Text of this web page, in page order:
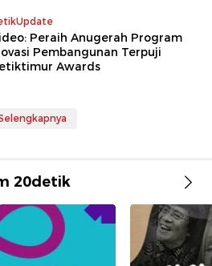
Peraih Anugerah Program
Pembangunan Terpuji
Awards
20detik